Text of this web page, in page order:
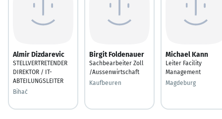
Almir Dizdarevic
STELLVERTRETENDER
DIREKTOR / IT-
ABTEILUNGSLEITER
Bihać
Birgit Foldenauer
Sachbearbeiter Zoll
/Aussenwirtschaft
Kaufbeuren
Michael Kann
Leiter Facility
Management
Magdeburg